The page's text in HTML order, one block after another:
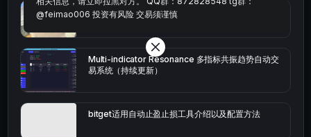
bybit安卓端
Multi-indicator Resonance 多指标共振趋势自动交
易系统（持续更新）
bitget适用自动止盈止损工具介绍以及配置方法
@feimao006 投资有风险 交易须谨慎